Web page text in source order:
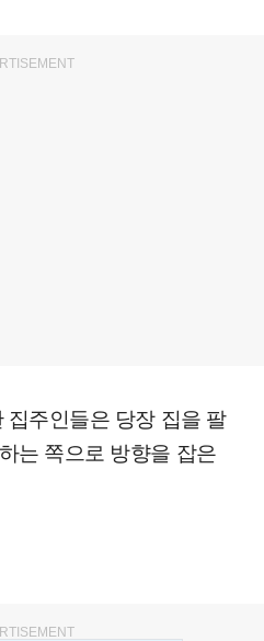
주인들은 당장 집을 팔
는 쪽으로 방향을 잡은